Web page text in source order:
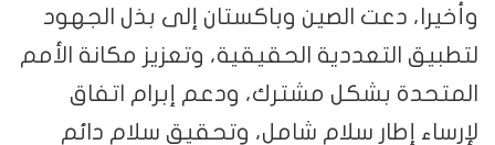
وأخيرا، دعت الصين وباكستان إلى بذل الجهود
لتطبيق التعددية الحقيقية، وتعزيز مكانة الأمم
المتحدة بشكل مشترك، ودعم إبرام اتفاق
لإرساء إطار سلام شامل، وتحقيق سلام دائم